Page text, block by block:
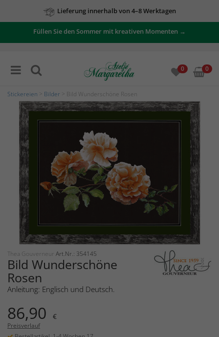
Lieferung innerhalb von 4–8 Werktagen
Füllen Sie den Sommer mit kreativen Momenten →
0 0
Stickereien Bilder > Bild Wunderschöne Rosen
Thea Gouverneur Art.Nr.: 354145
Bild Wunderschöne
Rosen
Anleitung: Englisch und Deutsch.
86,90 €
Preisverlauf